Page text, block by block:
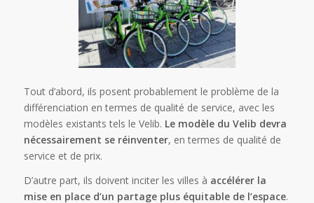
Tout d’abord, ils posent probablement le problème de la
différenciation en termes de qualité de service, avec les
modèles existants tels le Velib. Le modèle du Velib devra
nécessairement se réinventer, en termes de qualité de
service et de prix.
D’autre part, ils doivent inciter les villes à accélérer la
mise en place d’un partage plus équitable de l’espace.